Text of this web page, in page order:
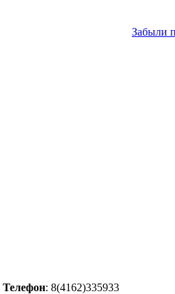
Забыли
Телефон: 8(4162)335933